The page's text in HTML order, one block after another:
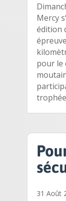
Mercy
édition
pour le
31 Août